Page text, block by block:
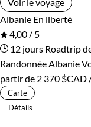
Albanie En liberté
4,00 / 5
12 jours Roadtrip
Randonnée Albanie
partir de 2 370 $CAD
Carte
Détails